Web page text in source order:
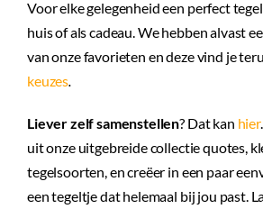
Voor elke gelegenheid een perfect
huis of als cadeau. We hebben alvast
van onze favorieten en deze vind je
keuzes
Liever zelf samenstellen? Dat kan hier
uit onze uitgebreide collectie quotes,
tegelsoorten, en creëer in een paar
een tegeltje dat helemaal bij jou past.